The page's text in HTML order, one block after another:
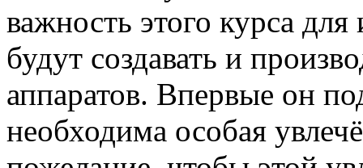
важность этого курса
будут создавать и
аппаратов. Впервые он
необходима особая